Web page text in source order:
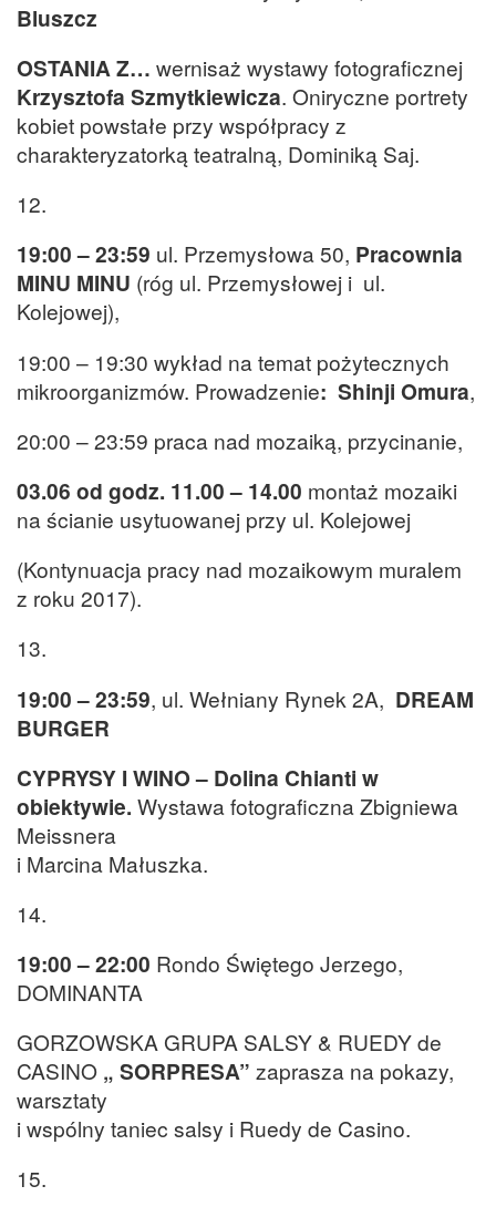
Bluszcz
OSTANIA Z… wernisaż wystawy fotograficznej
Krzysztofa Szmytkiewicza. Oniryczne portrety
kobiet powstałe przy współpracy z
charakteryzatorką teatralną, Dominiką Saj.
12.
19:00 – 23:59 ul. Przemysłowa 50, Pracownia
MINU MINU (róg ul. Przemysłowej i ul.
Kolejowej),
19:00 – 19:30 wykład na temat pożytecznych
mikroorganizmów. Prowadzenie: Shinji Omura,
20:00 – 23:59 praca nad mozaiką, przycinanie,
03.06 od godz. 11.00 – 14.00 montaż mozaiki
na ścianie usytuowanej przy ul. Kolejowej
(Kontynuacja pracy nad mozaikowym muralem
z roku 2017).
13.
19:00 – 23:59, ul. Wełniany Rynek 2A, DREAM
BURGER
CYPRYSY I WINO – Dolina Chianti w
obiektywie. Wystawa fotograficzna Zbigniewa
Meissnera
i Marcina Małuszka.
14.
19:00 – 22:00 Rondo Świętego Jerzego,
DOMINANTA
GORZOWSKA GRUPA SALSY & RUEDY de
CASINO „ SORPRESA” zaprasza na pokazy,
warsztaty
i wspólny taniec salsy i Ruedy de Casino.
15.